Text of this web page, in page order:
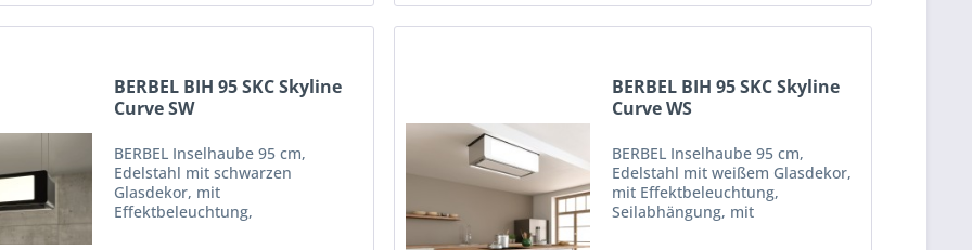
BERBEL BIH 95 SKC Skyline
Curve SW
BERBEL Inselhaube 95 cm,
Edelstahl mit schwarzen
Glasdekor, mit
Effektbeleuchtung,
BERBEL BIH 95 SKC Skyline
Curve WS
BERBEL Inselhaube 95 cm,
Edelstahl mit weißem Glasdekor,
mit Effektbeleuchtung,
Seilabhängung, mit